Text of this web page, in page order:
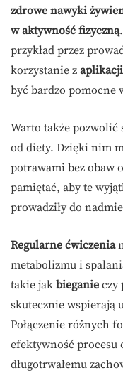
zdrowe nawyki
w aktywność fizyczną
przykład przez
korzystanie z
być bardzo pomocne
Warto także pozwolić
od diety. Dzięki nim
potrawami bez obaw
pamiętać, aby te
prowadziły do
Regularne ćwiczenia
metabolizmu i
takie jak bieganie czy
skutecznie wspierają
Połączenie różnych
efektywność procesu
długotrwałemu